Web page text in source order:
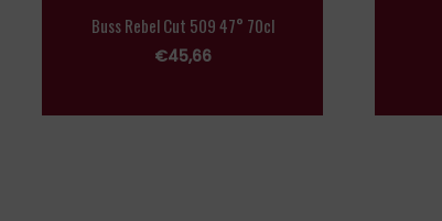
Buss Rebel Cut 509 47° 70cl
€45,66